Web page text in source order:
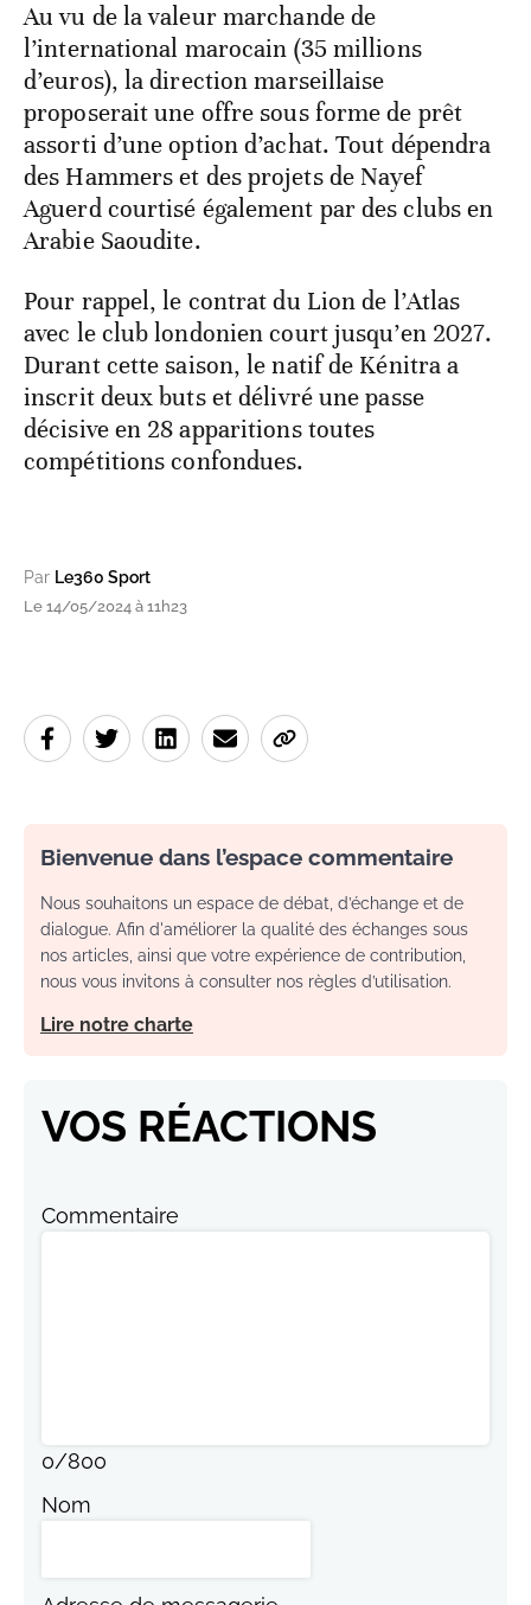
Au vu de la valeur marchande de
l’international marocain (35 millions
d’euros), la direction marseillaise
proposerait une offre sous forme de prêt
assorti d’une option d’achat. Tout dépendra
des Hammers et des projets de Nayef
Aguerd courtisé également par des clubs en
Arabie Saoudite.
Pour rappel, le contrat du Lion de l’Atlas
avec le club londonien court jusqu’en 2027.
Durant cette saison, le natif de Kénitra a
inscrit deux buts et délivré une passe
décisive en 28 apparitions toutes
compétitions confondues.
Par Le360 Sport
Le 14/05/2024 à 11h23
Bienvenue dans l’espace commentaire
Nous souhaitons un espace de débat, d’échange et de
dialogue. Afin d'améliorer la qualité des échanges sous
nos articles, ainsi que votre expérience de contribution,
nous vous invitons à consulter nos règles d’utilisation.
Lire notre charte
VOS RÉACTIONS
Commentaire
0/800
Nom